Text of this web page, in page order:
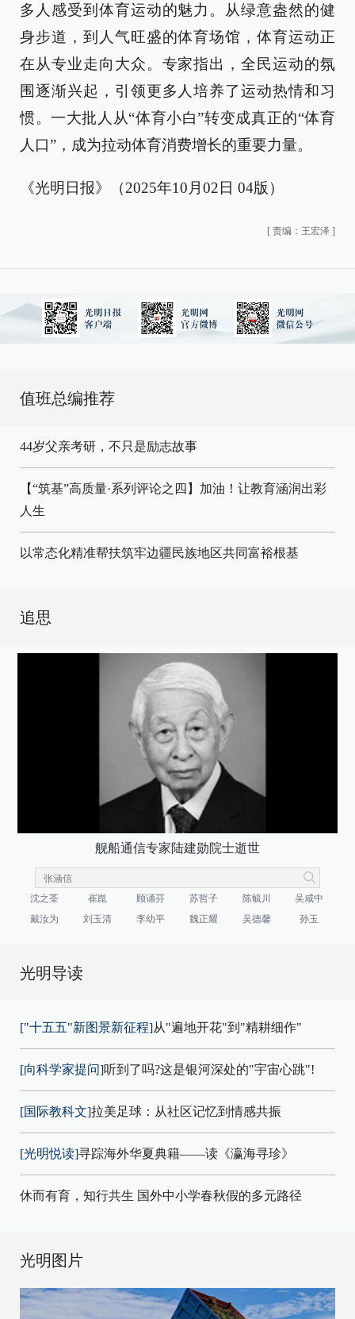
多人感受到体育运动的魅力。从绿意盎然的健
身步道，到人气旺盛的体育场馆，体育运动正
在从专业走向大众。专家指出，全民运动的氛
围逐渐兴起，引领更多人培养了运动热情和习
惯。一大批人从“体育小白”转变成真正的“体育
人口”，成为拉动体育消费增长的重要力量。
《光明日报》（2025年10月02日 04版）
[ 责编：王宏泽 ]
值班总编推荐
44岁父亲考研，不只是励志故事
【“筑基”高质量·系列评论之四】加油！让教育涵润出彩
人生
以常态化精准帮扶筑牢边疆民族地区共同富裕根基
追思
舰船通信专家陆建勋院士逝世
沈之荃 崔崑 顾诵芬 苏哲子 陈毓川
吴咸中
戴汝为
刘玉清 李幼平 魏正耀 吴德馨 孙玉
光明导读
["十五五"新图景新征程]从"遍地开花"到"精耕细作"
[向科学家提问]听到了吗?这是银河深处的"宇宙心跳"!
[国际教科文]拉美足球：从社区记忆到情感共振
[光明悦读]寻踪海外华夏典籍——读《瀛海寻珍》
休而有育，知行共生 国外中小学春秋假的多元路径
光明图片